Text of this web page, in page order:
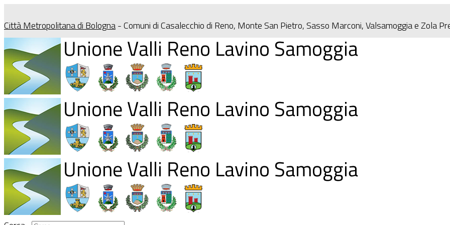
Città Metropolitana di Bologna- Comuni di Casalecchio di Reno, Monte San Pietro, Sasso Marconi, Valsamoggia e Zola